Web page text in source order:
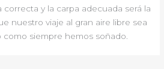
y la carpa adecuada será la
nuestro viaje al gran aire libre sea
siempre hemos soñado.